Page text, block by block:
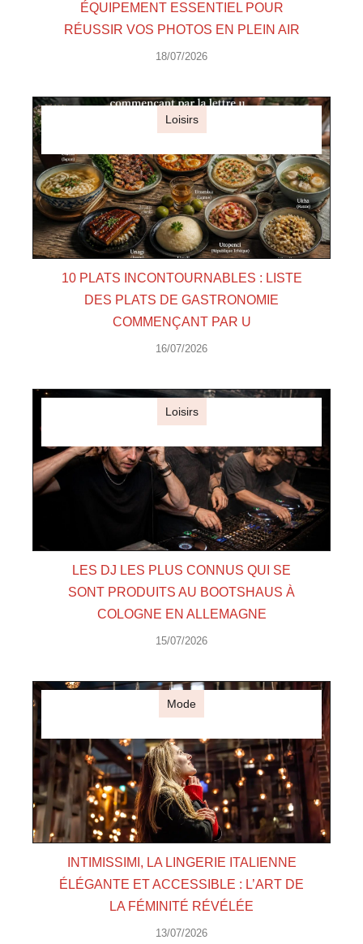
ÉQUIPEMENT ESSENTIEL POUR
RÉUSSIR VOS PHOTOS EN PLEIN AIR
18/07/2026
Loisirs
10 PLATS INCONTOURNABLES : LISTE
DES PLATS DE GASTRONOMIE
COMMENÇANT PAR U
16/07/2026
Loisirs
LES DJ LES PLUS CONNUS QUI SE
SONT PRODUITS AU BOOTSHAUS À
COLOGNE EN ALLEMAGNE
15/07/2026
Mode
INTIMISSIMI, LA LINGERIE ITALIENNE
ÉLÉGANTE ET ACCESSIBLE : L’ART DE
LA FÉMINITÉ RÉVÉLÉE
13/07/2026